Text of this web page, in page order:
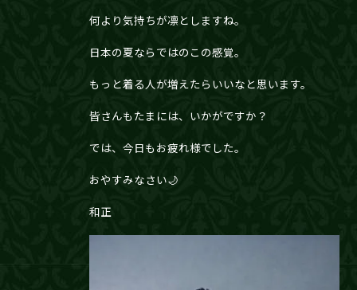
何より気持ちが凛としますね。
日本の夏ならではのこの感覚。
もっと着る人が増えたらいいなと思います。
皆さんもたまには、いかがですか？
では、今日もお疲れ様でした。
おやすみなさい🌙
和正